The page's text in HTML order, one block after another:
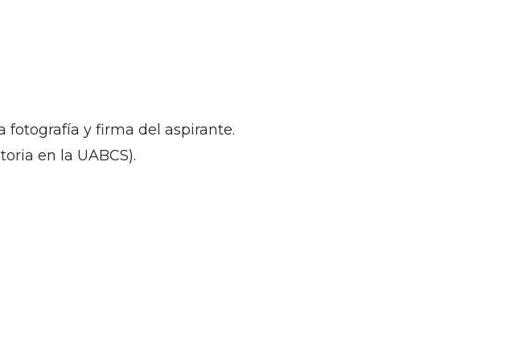
fotografía y firma del aspirante.
en la UABCS).